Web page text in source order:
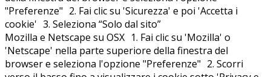
"Preferenze" 2. Fai clic su 'Sicurezza' e poi 'Accetta i
cookie' 3. Seleziona “Solo dal sito”
Mozilla e Netscape su OSX 1. Fai clic su 'Mozilla' o
'Netscape' nella parte superiore della finestra del
browser e seleziona l'opzione "Preferenze" 2. Scorri